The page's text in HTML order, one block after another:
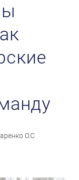
О.С